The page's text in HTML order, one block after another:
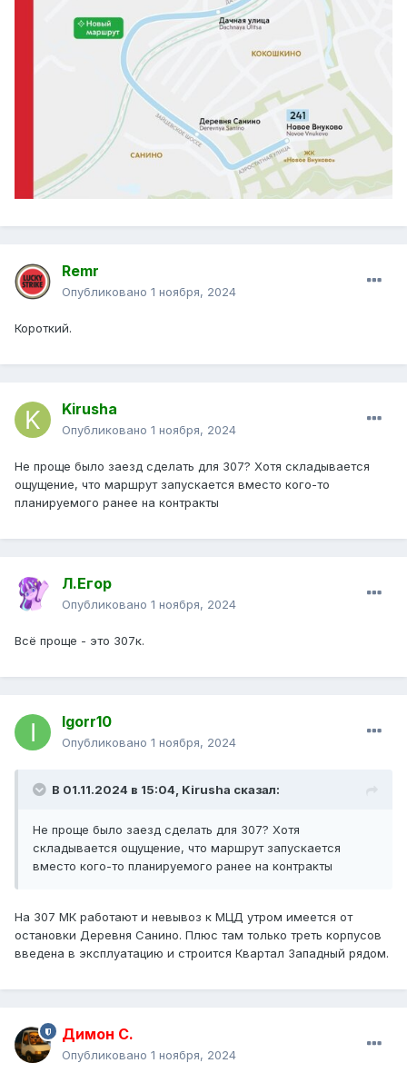
Remr
Опубликовано 1 ноября, 2024
Короткий.
Kirusha
Опубликовано 1 ноября, 2024
Не проще было заезд сделать для 307? Хотя складывается
ощущение, что маршрут запускается вместо кого-то
планируемого ранее на контракты
Л.Егор
Опубликовано 1 ноября, 2024
Всё проще - это 307к.
Igorr10
Опубликовано 1 ноября, 2024
В 01.11.2024 в 15:04, Kirusha сказал:
Не проще было заезд сделать для 307? Хотя
складывается ощущение, что маршрут запускается
вместо кого-то планируемого ранее на контракты
На 307 МК работают и невывоз к МЦД утром имеется от
остановки Деревня Санино. Плюс там только треть корпусов
введена в эксплуатацию и строится Квартал Западный рядом.
Димон С.
Опубликовано 1 ноября, 2024